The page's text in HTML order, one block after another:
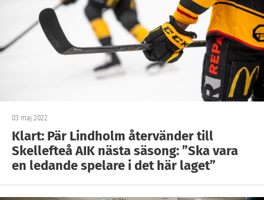
03 maj 2022
Klart: Pär Lindholm återvänder till
Skellefteå AIK nästa säsong: ”Ska vara
en ledande spelare i det här laget”